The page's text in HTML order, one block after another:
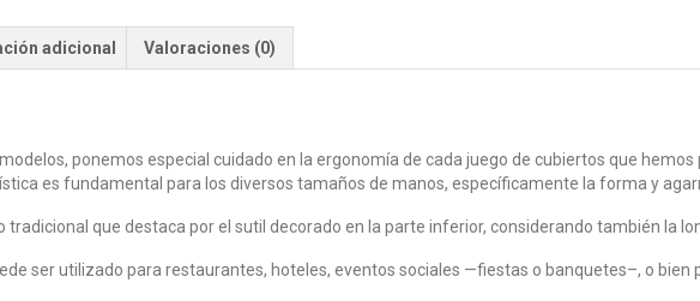
adicional Valoraciones (0)
ponemos especial cuidado en la ergonomía de cada juego de cubiertos que
es fundamental para los diversos tamaños de manos, específicamente la forma y
tradicional que destaca por el sutil decorado en la parte inferior, considerando también la
ser utilizado para restaurantes, hoteles, eventos sociales —fiestas o banquetes–, o bien